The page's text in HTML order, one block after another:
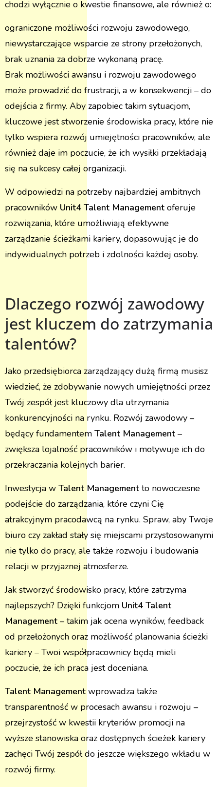
chodzi wyłącznie o kwestie finansowe, ale również o:
ograniczone możliwości rozwoju zawodowego,
niewystarczające wsparcie ze strony przełożonych,
brak uznania za dobrze wykonaną pracę.
Brak możliwości awansu i rozwoju zawodowego
może prowadzić do frustracji, a w konsekwencji – do
odejścia z firmy. Aby zapobiec takim sytuacjom,
kluczowe jest stworzenie środowiska pracy, które nie
tylko wspiera rozwój umiejętności pracowników, ale
również daje im poczucie, że ich wysiłki przekładają
się na sukcesy całej organizacji.
W odpowiedzi na potrzeby najbardziej ambitnych
pracowników Unit4 Talent Management oferuje
rozwiązania, które umożliwiają efektywne
zarządzanie ścieżkami kariery, dopasowując je do
indywidualnych potrzeb i zdolności każdej osoby.
Dlaczego rozwój zawodowy
jest kluczem do zatrzymania
talentów?
Jako przedsiębiorca zarządzający dużą firmą musisz
wiedzieć, że zdobywanie nowych umiejętności przez
Twój zespół jest kluczowy dla utrzymania
konkurencyjności na rynku. Rozwój zawodowy –
będący fundamentem Talent Management –
zwiększa lojalność pracowników i motywuje ich do
przekraczania kolejnych barier.
Inwestycja w Talent Management to nowoczesne
podejście do zarządzania, które czyni Cię
atrakcyjnym pracodawcą na rynku. Spraw, aby Twoje
biuro czy zakład stały się miejscami przystosowanymi
nie tylko do pracy, ale także rozwoju i budowania
relacji w przyjaznej atmosferze.
Jak stworzyć środowisko pracy, które zatrzyma
najlepszych? Dzięki funkcjom Unit4 Talent
Management – takim jak ocena wyników, feedback
od przełożonych oraz możliwość planowania ścieżki
kariery – Twoi współpracownicy będą mieli
poczucie, że ich praca jest doceniana.
Talent Management wprowadza także
transparentność w procesach awansu i rozwoju –
przejrzystość w kwestii kryteriów promocji na
wyższe stanowiska oraz dostępnych ścieżek kariery
zachęci Twój zespół do jeszcze większego wkładu w
rozwój firmy.